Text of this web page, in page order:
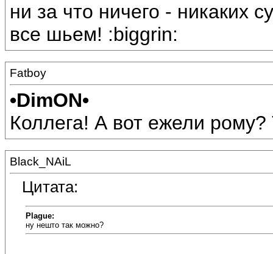
ни за что ничего - никаких
все шьем! :biggrin:
Fatboy
•DimON•
Коллега! А вот ежели
Black_NAiL
Цитата:
Plague:
ну нешто так можно?